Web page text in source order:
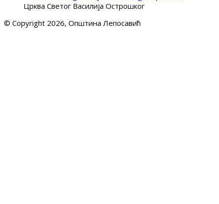
Црква Светог Василија Острошког
© Copyright 2026, Општина Лепосавић